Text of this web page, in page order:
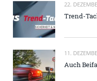
22.
Trend-
11.
Auch